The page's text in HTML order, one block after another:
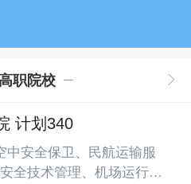
职院校
江苏航空职业技术学院 计划340
中安全保卫、民航运输服
全技术管理、机场运行服